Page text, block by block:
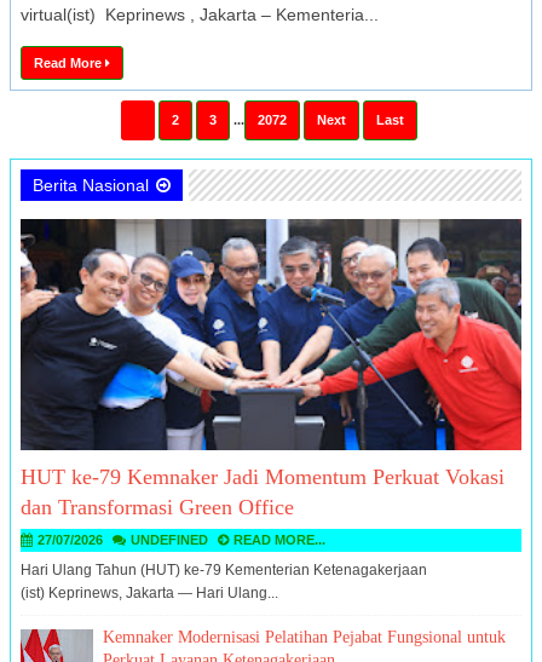
virtual(ist) Keprinews , Jakarta – Kementeria...
Read More
2 3 ... 2072 Next Last
Berita Nasional
HUT ke-79 Kemnaker Jadi Momentum Perkuat Vokasi
dan Transformasi Green Office
27/07/2026 UNDEFINED READ MORE...
Hari Ulang Tahun (HUT) ke-79 Kementerian Ketenagakerjaan
(ist) Keprinews, Jakarta — Hari Ulang...
Kemnaker Modernisasi Pelatihan Pejabat Fungsional untuk